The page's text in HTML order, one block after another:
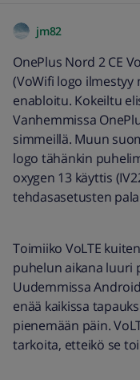
jm82
OnePlus Nord 2 CE
(VoWifi logo ilmestyy
enabloitu. Kokeiltu
Vanhemmissa
simmeillä. Muun
logo tähänkin
oxygen 13 käyttis
tehdasasetusten
Toimiiko VoLTE
puhelun aikana luuri
Uudemmissa
enää kaikissa
pienemään päin.
tarkoita, etteikö se